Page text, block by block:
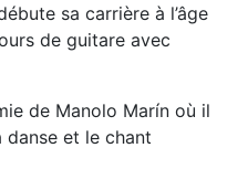
sa carrière à l’âge
de guitare avec
de Manolo Marín où il
et le chant